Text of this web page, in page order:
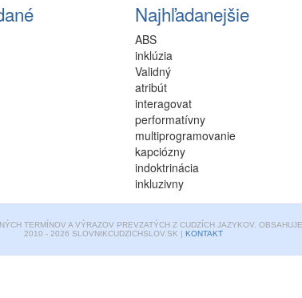
Najhľadanejšie
ABS
inklúzia
Validný
atribút
interagovat
performatívny
multiprogramovanie
kapciózny
indoktrinácia
inkluzivny
TERMÍNOV A VÝRAZOV PREVZATÝCH Z CUDZÍCH JAZYKOV.
2010 - 2026 SLOVNIKCUDZICHSLOV.SK | KONTAKT